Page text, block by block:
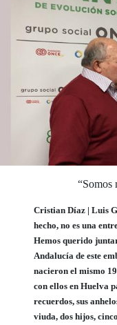
“Somos
Cristian Díaz | Luis
hecho, no es una
Hemos querido
Andalucía de este
nacieron el mismo
con ellos en Huelva
recuerdos, sus
viuda, dos hijos,